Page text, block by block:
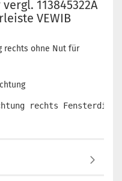
113845322A
VEWIB
rechts ohne Nut für
rechts